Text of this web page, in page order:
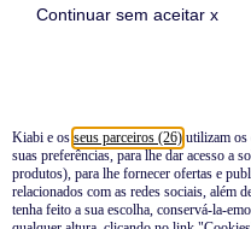
Kiabi e os seus parceiros (26) utilizam os
suas preferências, para lhe dar acesso a
produtos), para lhe fornecer ofertas e
relacionados com as redes sociais, além
tenha feito a sua escolha, conservá-la-
Continuar sem aceitar x
Novidades